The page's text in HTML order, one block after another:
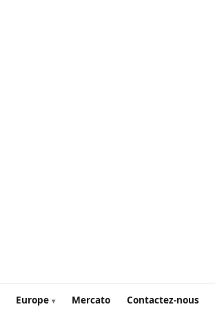
Europe Mercato Contactez-nous